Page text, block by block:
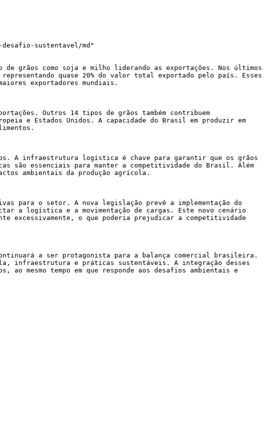
sustentavel/md"
de grãos como soja e milho liderando as exportações. Nos últimos
quase 20% do valor total exportado pelo país. Esses
exportadores mundiais.
Outros 14 tipos de grãos também contribuem
e Estados Unidos. A capacidade do Brasil em produzir em
A infraestrutura logística é chave para garantir que os grãos
são essenciais para manter a competitividade do Brasil. Além
ambientais da produção agrícola.
para o setor. A nova legislação prevê a implementação do
a logística e a movimentação de cargas. Este novo cenário
o que poderia prejudicar a competitividade
a ser protagonista para a balança comercial brasileira.
infraestrutura e práticas sustentáveis. A integração desses
mesmo tempo em que responde aos desafios ambientais e